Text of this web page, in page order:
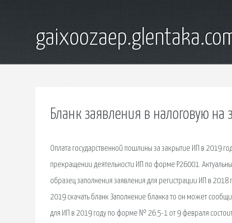
Бланк заявления в налоговую на
Оплата государственной пошлины за закрытие ИП в 2019
прекращении деятельности ИП по форме Р26001.
образец заполнения заявления для регистрации ИП в
2019 скачать бланк Заполнение бланка то он может
для ИП в 2019 году по форме № 26.5-1 от 9 февраля